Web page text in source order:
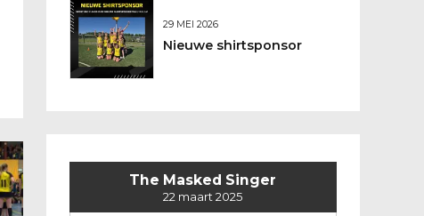
29 MEI 2026
Nieuwe shirtsponsor
The Masked Singer
22 maart 2025